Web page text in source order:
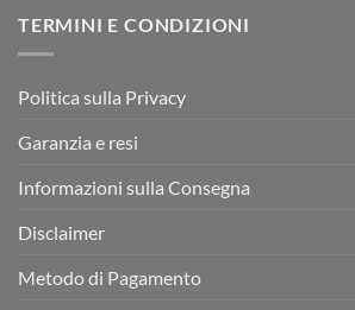
TERMINI E CONDIZIONI
Politica sulla Privacy
Garanzia e resi
Informazioni sulla Consegna
Disclaimer
Metodo di Pagamento